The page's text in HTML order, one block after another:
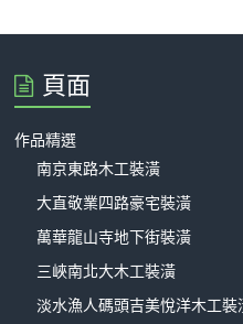
頁面
作品精選
南京東路木工裝潢
大直敬業四路豪宅裝潢
萬華龍山寺地下街裝潢
三峽南北大木工裝潢
淡水漁人碼頭吉美悅洋木工裝